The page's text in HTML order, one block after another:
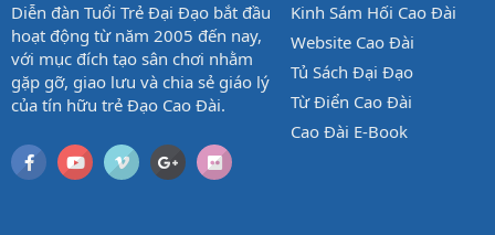
Diễn đàn Tuổi Trẻ Đại Đạo bắt đầu
hoạt động từ năm 2005 đến nay,
với mục đích tạo sân chơi nhằm
gặp gỡ, giao lưu và chia sẻ giáo lý
của tín hữu trẻ Đạo Cao Đài.
Kinh Sám Hối Cao Đài
Website Cao Đài
Tủ Sách Đại Đạo
Từ Điển Cao Đài
Cao Đài E-Book